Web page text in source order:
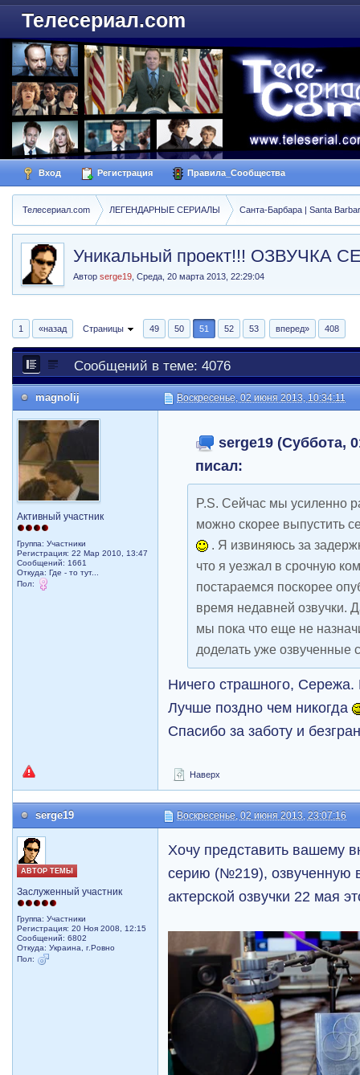
Телесериал.com
Вход Регистрация Правила_Сообщества
Телесериал.com ЛЕГЕНДАРНЫЕ СЕРИАЛЫ Санта-Барбара | Santa
Уникальный проект!!!
Авторserge19 ,Среда, 20 марта 2013, 22:29:04
1 «назад Страницы 49 50 51 52 53 вперед» 408
Сообщений в теме: 4076
magnolij Воскресенье, 02 июня 2013, 10:34:11
Активный участник
Группа: Участники
Регистрация: 22 Мар 2010, 13:47
Сообщений: 1661
Откуда: Где - то тут...
Пол:
serge19 (Суббота,
писал:
P.S. Сейчас мы усиленно
можно скорее выпустить
. Я извиняюсь за
что я уезжал в срочную
постараемся поскорее
время недавней озвучки.
мы пока что еще не
доделать уже озвученные
Ничего страшного, Сережа.
Лучше поздно чем никогда
Спасибо за заботу и
Наверх
serge19 Воскресенье, 02 июня 2013, 23:07:16
АВТОР ТЕМЫ
Заслуженный участник
Группа: Участники
Регистрация: 20 Ноя 2008, 12:15
Сообщений: 6802
Откуда: Украина, г.Ровно
Пол:
Хочу представить вашему
серию (№219), озвученную
актерской озвучки 22 мая